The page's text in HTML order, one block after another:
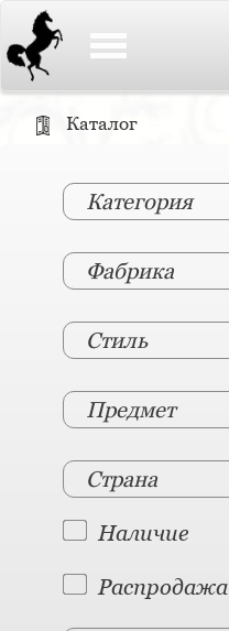
Каталог
Категория
Фабрика
Стиль
Предмет
Страна
Наличие
Распродажа